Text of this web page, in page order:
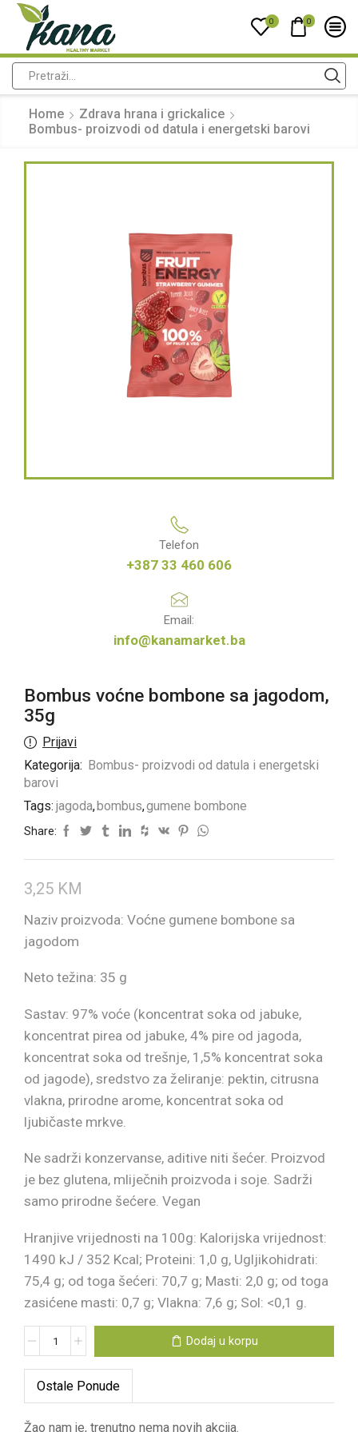
0 0
Home
Zdrava hrana i grickalice
Bombus- proizvodi od datula i energetski barovi
Telefon
+387 33 460 606
Email:
info@kanamarket.ba
Bombus voćne bombone sa jagodom,
35g
Prijavi
Kategorija: Bombus- proizvodi od datula i energetski
barovi
Tags: jagoda,bombus,gumene bombone
Share:
3,25 KM
Naziv proizvoda: Voćne gumene bombone sa
jagodom
Neto težina: 35 g
Sastav: 97% voće (koncentrat soka od jabuke,
koncentrat pirea od jabuke, 4% pire od jagoda,
koncentrat soka od trešnje, 1,5% koncentrat soka
od jagode), sredstvo za želiranje: pektin, citrusna
vlakna, prirodne arome, koncentrat soka od
ljubičaste mrkve.
Ne sadrži konzervanse, aditive niti šećer. Proizvod
je bez glutena, mliječnih proizvoda i soje. Sadrži
samo prirodne šećere. Vegan
Hranjive vrijednosti na 100g: Kalorijska vrijednost:
1490 kJ / 352 Kcal; Proteini: 1,0 g, Ugljikohidrati:
75,4 g; od toga šećeri: 70,7 g; Masti: 2,0 g; od toga
zasićene masti: 0,7 g; Vlakna: 7,6 g; Sol: <0,1 g.
Dodaj u korpu
Ostale Ponude
Žao nam je, trenutno nema novih akcija.